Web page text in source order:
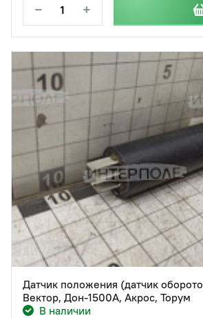
− +
Датчик положения (датчик
Вектор, Дон-1500А, Акрос, Торум
В наличии